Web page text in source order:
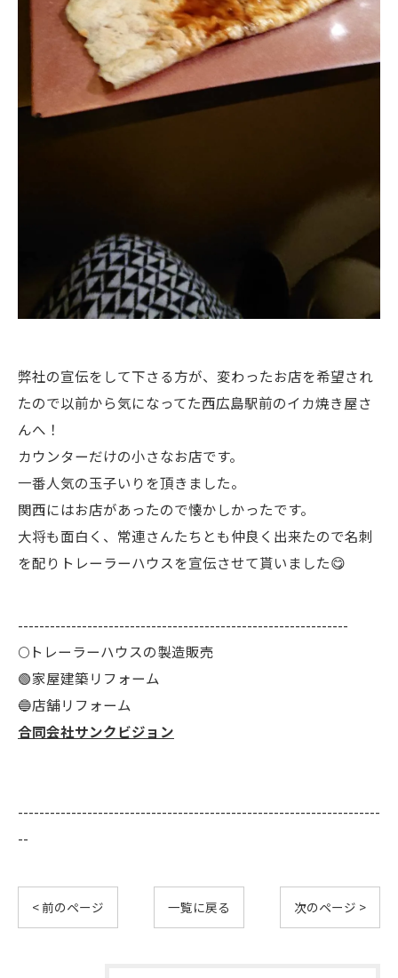
弊社の宣伝をして下さる方が、変わったお店を希望され
たので以前から気になってた西広島駅前のイカ焼き屋さ
んへ！
カウンターだけの小さなお店です。
一番人気の玉子いりを頂きました。
関西にはお店があったので懐かしかったです。
大将も面白く、常連さんたちとも仲良く出来たので名刺
を配りトレーラーハウスを宣伝させて貰いました😋
--------------------------------------------------------------
🌕️トレーラーハウスの製造販売
🟢家屋建築リフォーム
🔵店舗リフォーム
合同会社サンクビジョン
--------------------------------------------------------------------
--
< 前のページ 一覧に戻る 次のページ >